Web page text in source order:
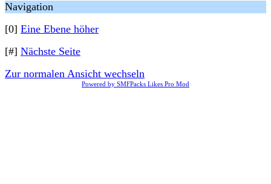
Navigation
[0] Eine Ebene höher
[#] Nächste Seite
Zur normalen Ansicht wechseln
Powered by SMFPacks Likes Pro Mod